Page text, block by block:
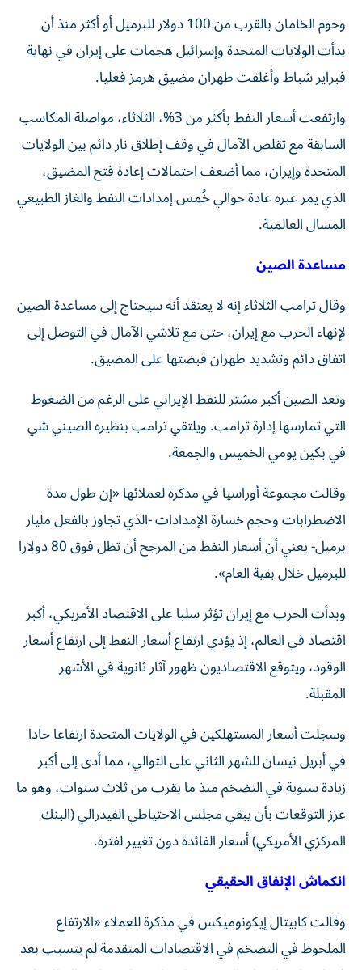
وحوم الخامان بالقرب من 100 دولار للبرميل أو أكثر منذ أن
بدأت الولايات المتحدة وإسرائيل هجمات على إيران في نهاية
فبراير شباط وأغلقت ‌طهران مضيق هرمز فعليا.
وارتفعت أسعار النفط بأكثر من 3%، الثلاثاء، مواصلة المكاسب
السابقة ⁠مع تقلص الآمال في وقف إطلاق نار دائم بين الولايات
المتحدة وإيران، مما أضعف احتمالات إعادة فتح المضيق،
الذي يمر عبره عادة حوالي خُمس إمدادات النفط والغاز الطبيعي
المسال العالمية.
مساعدة الصين
وقال ترامب الثلاثاء إنه لا يعتقد أنه سيحتاج إلى مساعدة الصين
لإنهاء الحرب مع إيران، حتى مع تلاشي الآمال في التوصل إلى
اتفاق دائم وتشديد طهران قبضتها على المضيق.
وتعد الصين أكبر مشتر ​للنفط الإيراني على الرغم من الضغوط
التي تمارسها إدارة ترامب. ويلتقي ترامب بنظيره ‌الصيني شي
في بكين يومي الخميس والجمعة.
وقالت مجموعة أوراسيا في مذكرة لعملائها «إن طول مدة
الاضطرابات وحجم خسارة الإمدادات -الذي تجاوز بالفعل مليار
برميل- يعني أن أسعار النفط من المرجح أن تظل فوق 80 دولارا
⁠للبرميل خلال بقية العام».
وبدأت الحرب مع إيران تؤثر سلبا على الاقتصاد الأمريكي، أكبر
اقتصاد في العالم، إذ يؤدي ارتفاع أسعار النفط إلى ارتفاع أسعار
الوقود، ويتوقع الاقتصاديون ظهور آثار ثانوية في الأشهر
المقبلة.
وسجلت أسعار ​المستهلكين في ‌الولايات المتحدة ارتفاعا حادا
في أبريل نيسان للشهر الثاني على التوالي، مما أدى إلى ‌أكبر
زيادة سنوية في التضخم منذ ما يقرب من ثلاث سنوات، وهو ما
عزز التوقعات بأن يبقي مجلس الاحتياطي الفيدرالي (البنك
المركزي الأمريكي) أسعار الفائدة دون تغيير لفترة.
انكماش الإنفاق الحقيقي
وقالت كابيتال إيكونوميكس في مذكرة للعملاء «الارتفاع
الملحوظ في التضخم ‌في الاقتصادات المتقدمة ‌لم يتسبب بعد